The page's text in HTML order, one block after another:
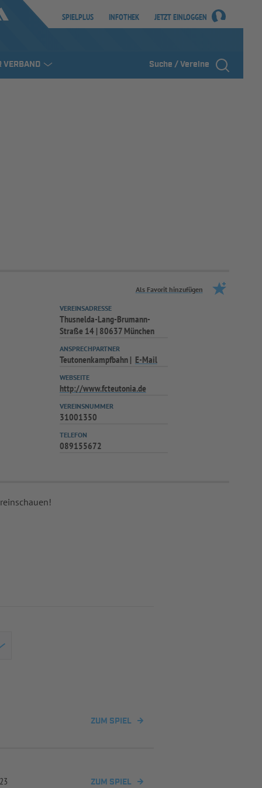
SPIELPLUS INFOTHEK JETZT EINLOGGEN
VERBAND Suche / Vereine
Als Favorit hinzufügen
VEREINSADRESSE
Thusnelda-Lang-Brumann-
Straße 14 | 80637 München
ANSPRECHPARTNER
Teutonenkampfbahn E-Mail
WEBSEITE
http://www.fcteutonia.de
VEREINSNUMMER
31001350
TELEFON
089155672
ZUM SPIEL
ZUM SPIEL